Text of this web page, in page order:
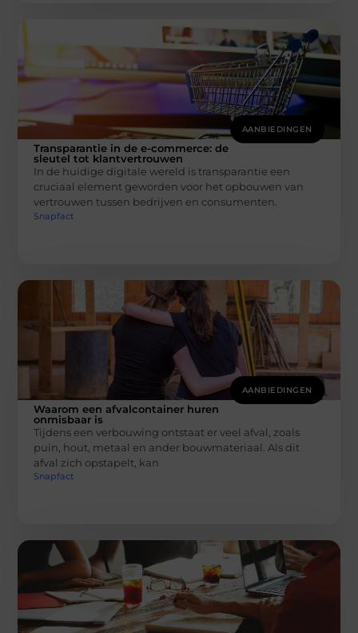
AANBIEDINGEN
Transparantie in de e-commerce: de
sleutel tot klantvertrouwen
In de huidige digitale wereld is transparantie een
cruciaal element geworden voor het opbouwen van
vertrouwen tussen bedrijven en consumenten.
Snapfact
AANBIEDINGEN
Waarom een afvalcontainer huren
onmisbaar is
Tijdens een verbouwing ontstaat er veel afval, zoals
puin, hout, metaal en ander bouwmateriaal. Als dit
afval zich opstapelt, kan
Snapfact